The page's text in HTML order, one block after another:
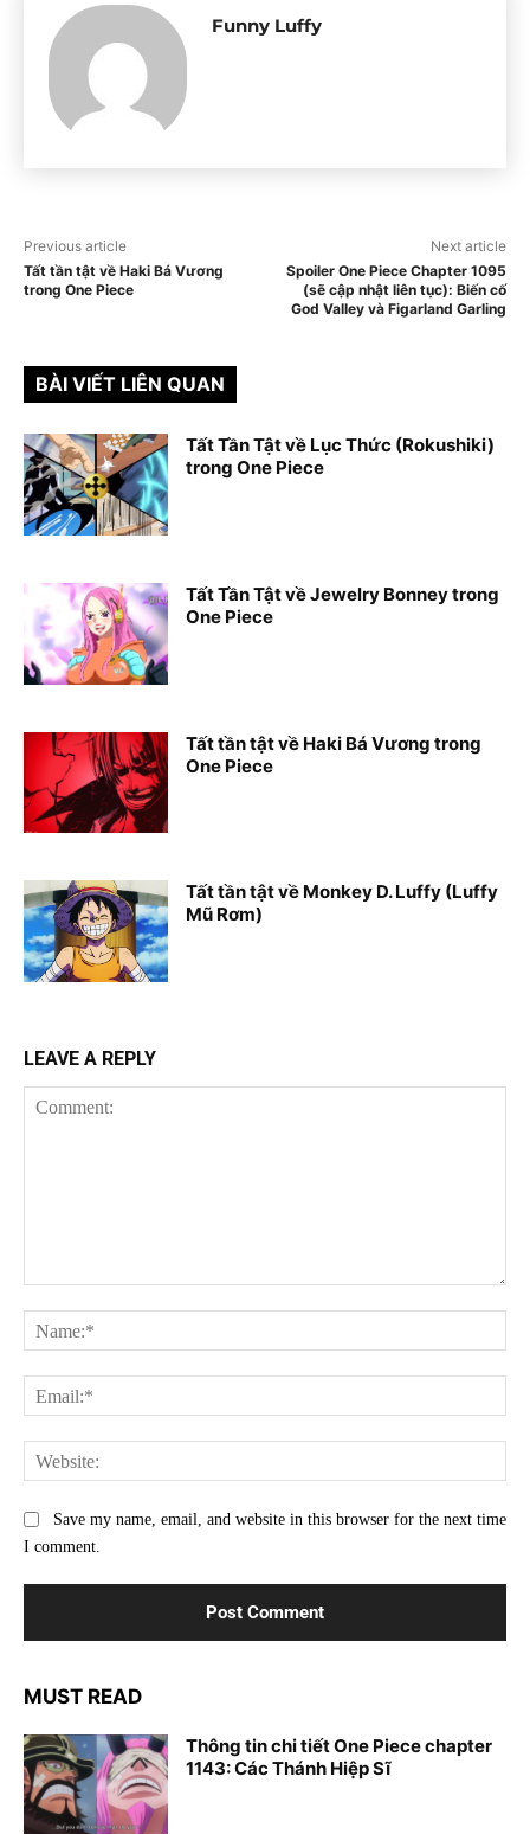
Funny Luffy
Previous article
Tất tần tật về Haki Bá Vương
trong One Piece
Next article
Spoiler One Piece Chapter 1095
(sẽ cập nhật liên tục): Biến cố
God Valley và Figarland Garling
BÀI VIẾT LIÊN QUAN
Tất Tần Tật về Lục Thức (Rokushiki)
trong One Piece
Tất Tần Tật về Jewelry Bonney trong
One Piece
Tất tần tật về Haki Bá Vương trong
One Piece
Tất tần tật về Monkey D. Luffy (Luffy
Mũ Rơm)
LEAVE A REPLY
Save my name, email, and website in this browser for the next time
I comment.
MUST READ
Thông tin chi tiết One Piece chapter
1143: Các Thánh Hiệp Sĩ